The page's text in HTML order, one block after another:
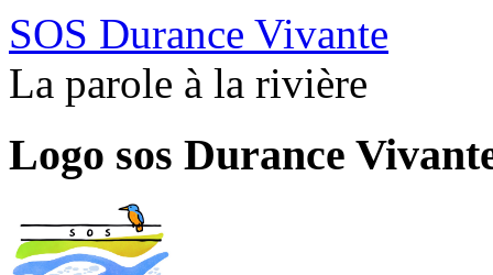
SOS Durance Vivante
La parole à la rivière
Logo sos Durance